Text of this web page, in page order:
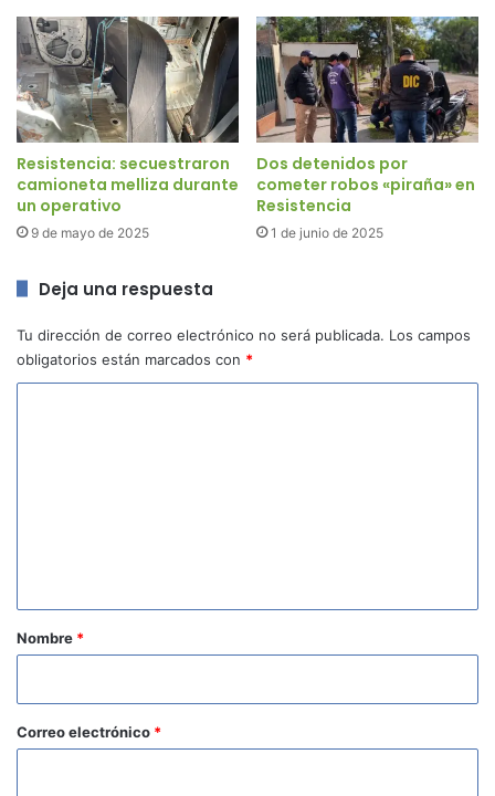
Resistencia: secuestraron
camioneta melliza durante
un operativo
9 de mayo de 2025
Dos detenidos por
cometer robos «piraña» en
Resistencia
1 de junio de 2025
Deja una respuesta
Tu dirección de correo electrónico no será publicada. Los campos
obligatorios están marcados con *
r
*
Nombre *
Correo electrónico *